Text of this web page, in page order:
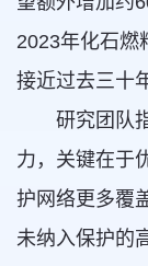
2023年化石燃
接近过去三十
研究团队
力，关键在于
护网络更多覆
未纳入保护的